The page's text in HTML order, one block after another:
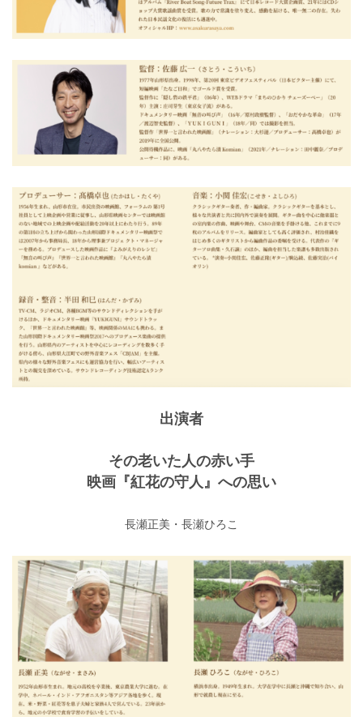
出演者
その老いた人の赤い手
映画『紅花の守人』への思い
長瀬正美・長瀬ひろこ